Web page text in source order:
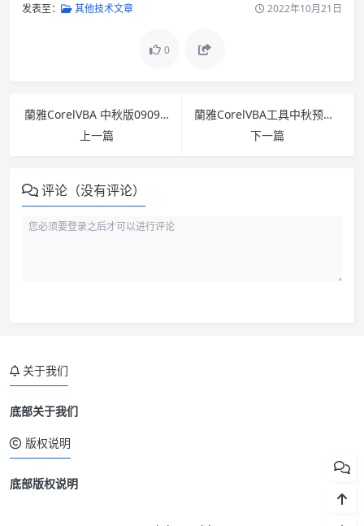
发表至： 其他技术文章 2022年10月21日
0
蘭雅CorelVBA 中秋版0909 免费下载
上一篇
蘭雅CorelVBA工具中秋预览版安装使用说明
下一篇
评论（没有评论）
关于我们
底部关于我们
版权说明
底部版权说明